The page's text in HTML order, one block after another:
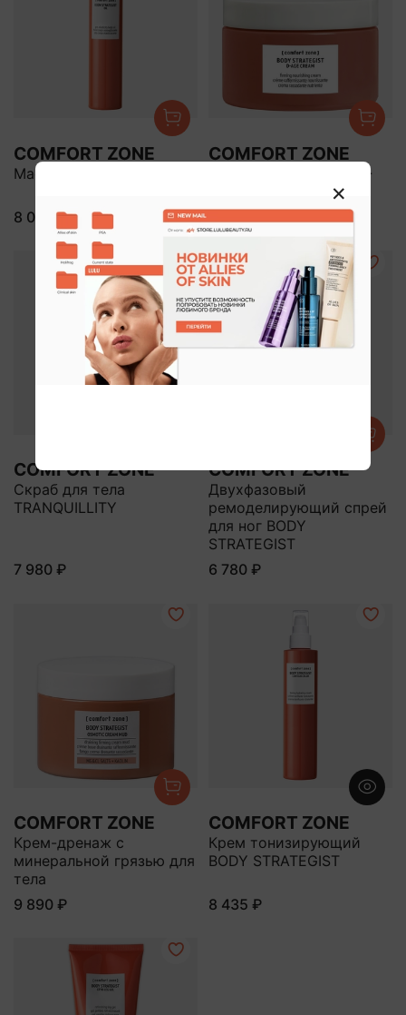
COMFORT ZONE
Масло укрепляющее
8 035 ₽
COMFORT ZONE
Крем укрепляющий D-
COMFORT ZONE
Скраб для тела
TRANQUILLITY
7 980 ₽
COMFORT ZONE
Двухфазовый
ремоделирующий спрей
для ног BODY
STRATEGIST
6 780 ₽
COMFORT ZONE
Крем-дренаж с
минеральной грязью для
тела
9 890 ₽
COMFORT ZONE
Крем тонизирующий
BODY STRATEGIST
8 435 ₽